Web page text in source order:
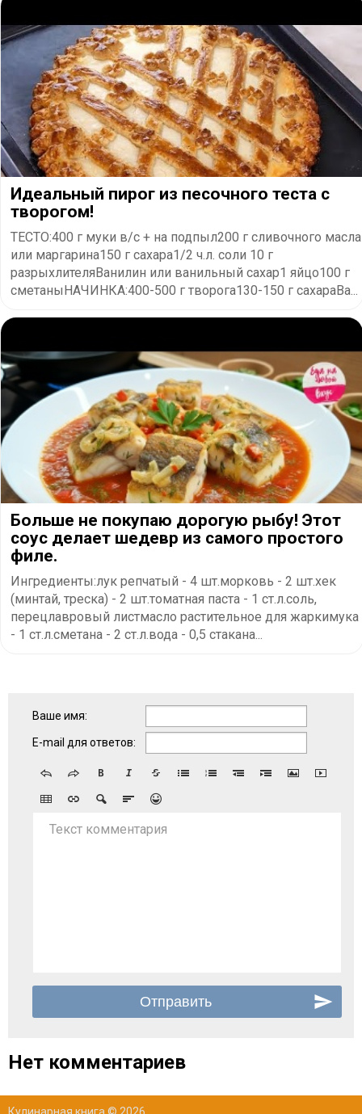
Идеальный пирог из песочного теста с
творогом!
TECTO:400 г муки в/с + на подпыл200 г сливочного масла
или маргарина150 г сахара1/2 ч.л. соли 10 г
разрыхлителяВанилин или ванильный сахар1 яйцо100 г
сметаныНАЧИНКА:400-500 г творога130-150 г сахараВа...
Больше не покупаю дорогую рыбу! Этот
соус делает шедевр из самого простого
филе.
Ингредиенты:лук репчатый - 4 шт.морковь - 2 шт.хек
(минтай, треска) - 2 шт.томатная паста - 1 ст.л.соль,
перецлавровый листмасло растительное для жаркимука
- 1 ст.л.сметана - 2 ст.л.вода - 0,5 стакана...
Ваше имя:
E-mail для ответов:
Текст комментария
Нет комментариев
Кулинарная книга © 2026